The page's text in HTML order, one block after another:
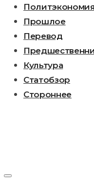
Прошлое
Перевод
Культура
Статобзор
Стороннее